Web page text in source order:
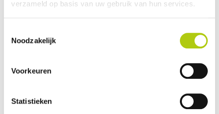
verzameld op basis van uw gebruik van hun services.
Noodzakelijk
Voorkeuren
Statistieken
Montrer plus
Avis des clients super73 z miami